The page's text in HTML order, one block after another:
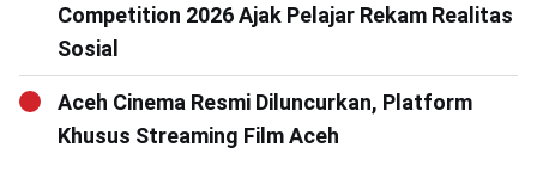
Competition 2026 Ajak Pelajar Rekam Realitas
Sosial
Aceh Cinema Resmi Diluncurkan, Platform
Khusus Streaming Film Aceh